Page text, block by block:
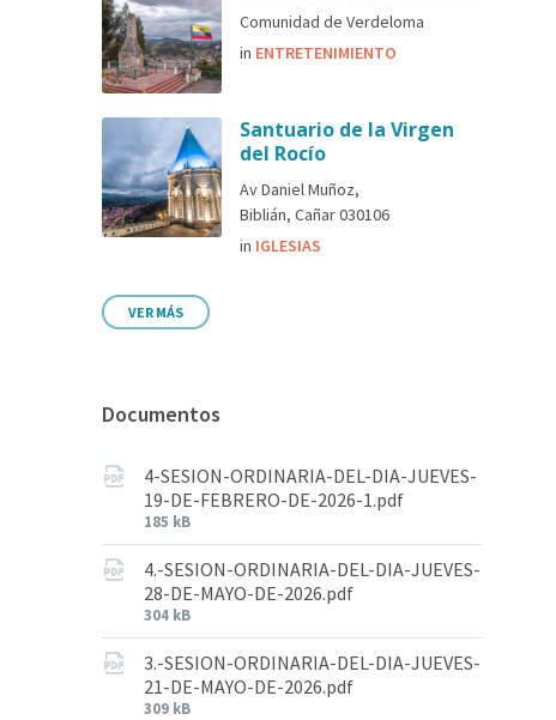
Comunidad de Verdeloma
in ENTRETENIMIENTO
Santuario de la Virgen
del Rocío
Av Daniel Muñoz,
Biblián, Cañar 030106
in IGLESIAS
VER MÁS
Documentos
4-SESION-ORDINARIA-DEL-DIA-JUEVES-
19-DE-FEBRERO-DE-2026-1.pdf
185 kB
4.-SESION-ORDINARIA-DEL-DIA-JUEVES-
28-DE-MAYO-DE-2026.pdf
304 kB
3.-SESION-ORDINARIA-DEL-DIA-JUEVES-
21-DE-MAYO-DE-2026.pdf
309 kB